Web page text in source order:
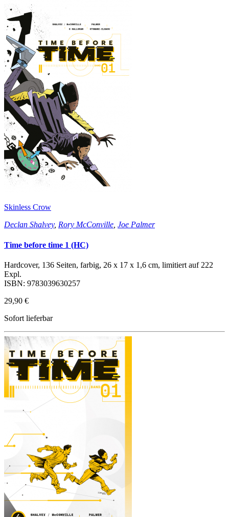
Skinless Crow
Declan Shalvey, Rory McConville, Joe Palmer
Time before time 1 (HC)
Hardcover, 136 Seiten, farbig, 26 x 17 x 1,6 cm, limitiert auf 222
Expl.
ISBN: 9783039630257
29,90 €
Sofort lieferbar